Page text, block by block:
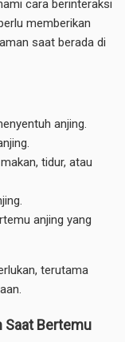
cara berinteraksi
memberikan
saat berada di
anjing.
tidur, atau
anjing yang
terutama
Saat Bertemu